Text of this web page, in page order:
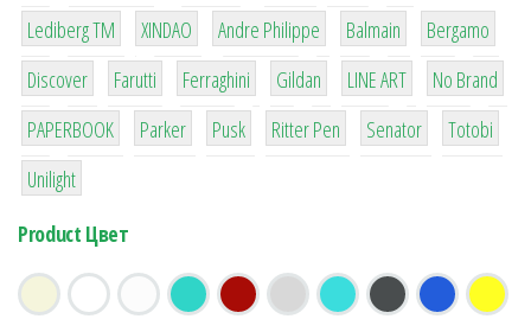
3
Lediberg ТМ
3
XINDAO
1
Andre Philippe
4
Balmain
26
Bergamo
64
Discover
299
Farutti
4
Ferraghini
42
Gildan
4
LINE ART
90
No Brand
8
PAPERBOOK
6
Parker
2
Pusk
22
Ritter Pen
15
Senator
43
Totobi
1
Unilight
Product Цвет